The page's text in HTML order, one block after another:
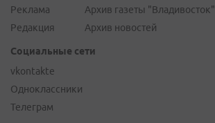
Реклама
Редакция
Архив газеты "Владивосток"
Архив новостей
Социальные сети
vkontakte
Одноклассники
Телеграм